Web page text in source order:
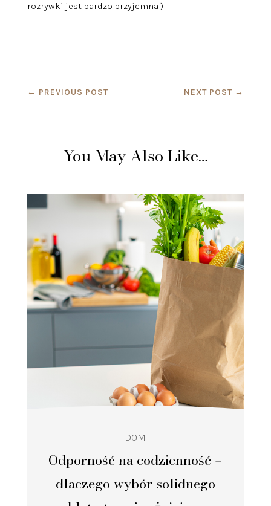
rozrywki jest bardzo przyjemna:)
← PREVIOUS POST NEXT POST →
You May Also Like…
Odporność na codzienność –
dlaczego wybór solidnego
DOM